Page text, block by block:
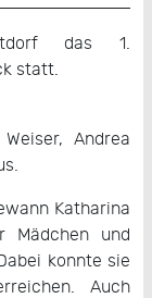
das 1.
statt.
Andrea
Katharina
Mädchen und
konnte sie
Auch